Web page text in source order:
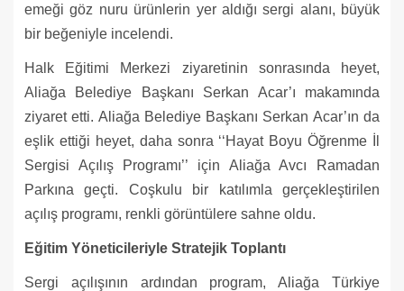
emeği göz nuru ürünlerin yer aldığı sergi alanı, büyük
bir beğeniyle incelendi.
Halk Eğitimi Merkezi ziyaretinin sonrasında heyet,
Aliağa Belediye Başkanı Serkan Acar’ı makamında
ziyaret etti. Aliağa Belediye Başkanı Serkan Acar’ın da
eşlik ettiği heyet, daha sonra ‘‘Hayat Boyu Öğrenme İl
Sergisi Açılış Programı’’ için Aliağa Avcı Ramadan
Parkına geçti. Coşkulu bir katılımla gerçekleştirilen
açılış programı, renkli görüntülere sahne oldu.
Eğitim Yöneticileriyle Stratejik Toplantı
Sergi açılışının ardından program, Aliağa Türkiye